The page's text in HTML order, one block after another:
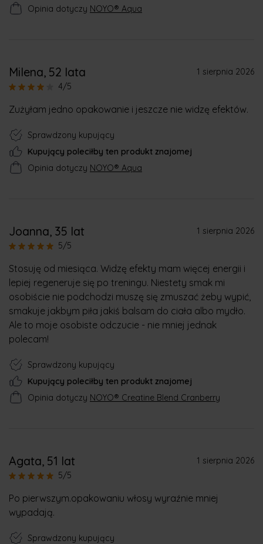
Opinia dotyczy NOYO® Aqua
Milena, 52 lata
1 sierpnia 2026
4/5
Zużyłam jedno opakowanie i jeszcze nie widzę efektów.
Sprawdzony kupujący
Kupujący poleciłby ten produkt znajomej
Opinia dotyczy NOYO® Aqua
Joanna, 35 lat
1 sierpnia 2026
5/5
Stosuję od miesiąca. Widzę efekty mam więcej energii i
lepiej regeneruje się po treningu. Niestety smak mi
osobiście nie podchodzi muszę się zmuszać żeby wypić,
smakuje jakbym piła jakiś balsam do ciała albo mydło.
Ale to moje osobiste odczucie - nie mniej jednak
polecam!
Sprawdzony kupujący
Kupujący poleciłby ten produkt znajomej
Opinia dotyczy NOYO® Creatine Blend Cranberry
Agata, 51 lat
1 sierpnia 2026
5/5
Po pierwszym.opakowaniu włosy wyraźnie mniej
wypadają.
Sprawdzony kupujący